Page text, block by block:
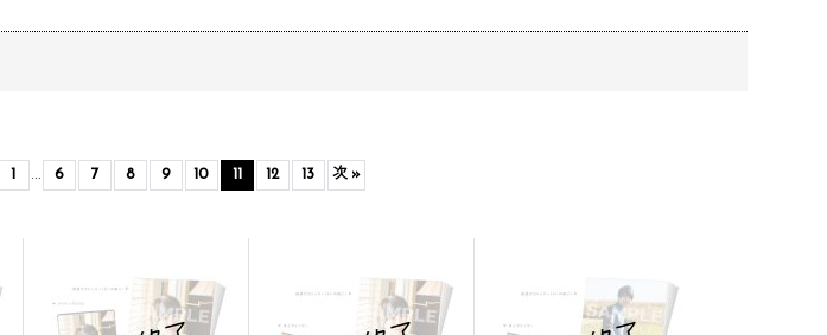
1 ... 6 7 8 9 10 11 12 13 次 »